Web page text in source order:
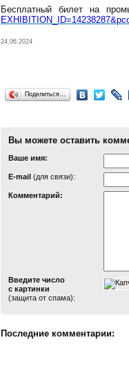
Бесплатный билет на
24.06.2024
Поделиться…
Вы можете оставить
Ваше имя:
Е-mail (для связи):
Комментарий:
Введите число
с картинки
(защита от спама):
Последние комментарии: